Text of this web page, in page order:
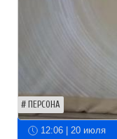
ПЕРСОНА
12:06 | 20 июля